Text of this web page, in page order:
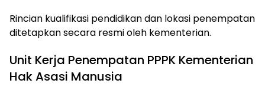
Rincian kualifikasi pendidikan dan lokasi penempatan
ditetapkan secara resmi oleh kementerian.
Unit Kerja Penempatan PPPK Kementerian
Hak Asasi Manusia